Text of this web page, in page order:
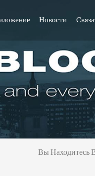
Новости
Вы Находитесь